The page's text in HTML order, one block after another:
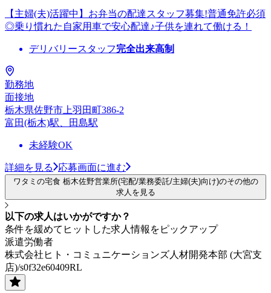
【主婦(夫)活躍中】お弁当の配達スタッフ募集!普通免許必須
◎乗り慣れた自家用車で安心配達♪子供を連れて働ける！
デリバリースタッフ完全出来高制
勤務地
面接地
栃木県佐野市上羽田町386-2
富田(栃木)駅、田島駅
未経験OK
詳細を見る 応募画面に進む
ワタミの宅食 栃木佐野営業所(宅配/業務委託/主婦(夫)向け)のその他の
求人を見る
以下の求人はいかがですか？
条件を緩めてヒットした求人情報をピックアップ
派遣労働者
株式会社ヒト・コミュニケーションズ人材開発本部 (大宮支
店)/s0f32e60409RL